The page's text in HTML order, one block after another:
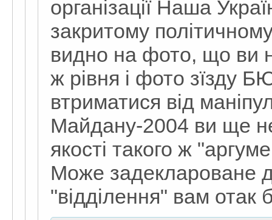
організації Наша
закритому
видно на фото, що ви
ж рівня і фото зїзду
втриматися від
Майдану-2004 ви ще
якості такого ж
Може задеклароване
"відділення" вам